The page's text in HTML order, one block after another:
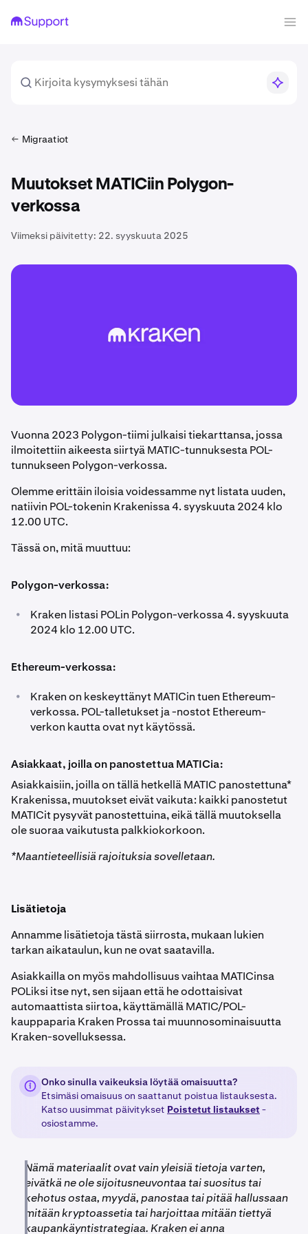
Migraatiot
Muutokset MATICiin Polygon-
verkossa
Viimeksi päivitetty: 22. syyskuuta 2025
Vuonna 2023 Polygon-tiimi julkaisi tiekarttansa, jossa
ilmoitettiin aikeesta siirtyä MATIC-tunnuksesta POL-
tunnukseen Polygon-verkossa.
Olemme erittäin iloisia voidessamme nyt listata uuden,
natiivin POL-tokenin Krakenissa 4. syyskuuta 2024 klo
12.00 UTC.
Tässä on, mitä muuttuu:
Polygon-verkossa:
•
Kraken listasi POLin Polygon-verkossa 4. syyskuuta
2024 klo 12.00 UTC.
Ethereum-verkossa:
•
Kraken on keskeyttänyt MATICin tuen Ethereum-
verkossa. POL-talletukset ja -nostot Ethereum-
verkon kautta ovat nyt käytössä.
Asiakkaat, joilla on panostettua MATICia:
Asiakkaisiin, joilla on tällä hetkellä MATIC panostettuna*
Krakenissa, muutokset eivät vaikuta: kaikki panostetut
MATICit pysyvät panostettuina, eikä tällä muutoksella
ole suoraa vaikutusta palkkiokorkoon.
*Maantieteellisiä rajoituksia sovelletaan.
Lisätietoja
Annamme lisätietoja tästä siirrosta, mukaan lukien
tarkan aikataulun, kun ne ovat saatavilla.
Asiakkailla on myös mahdollisuus vaihtaa MATICinsa
POLiksi itse nyt, sen sijaan että he odottaisivat
automaattista siirtoa, käyttämällä MATIC/POL-
kauppaparia Kraken Prossa tai muunnosominaisuutta
Kraken-sovelluksessa.
Onko sinulla vaikeuksia löytää omaisuutta?
Etsimäsi omaisuus on saattanut poistua listauksesta.
Katso uusimmat päivitykset Poistetut listaukset -
osiostamme.
Nämä materiaalit ovat vain yleisiä tietoja varten,
eivätkä ne ole sijoitusneuvontaa tai suositus tai
kehotus ostaa, myydä, panostaa tai pitää hallussaan
mitään kryptoassetia tai harjoittaa mitään tiettyä
kaupankäyntistrategiaa. Kraken ei anna